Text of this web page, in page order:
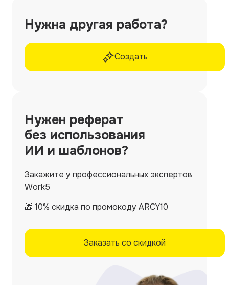
Нужна другая работа?
Создать
Нужен реферат
без использования
ИИ и шаблонов?
Закажите у профессиональных экспертов
Work5
🎁 10% скидка по промокоду ARCY10
Заказать со скидкой